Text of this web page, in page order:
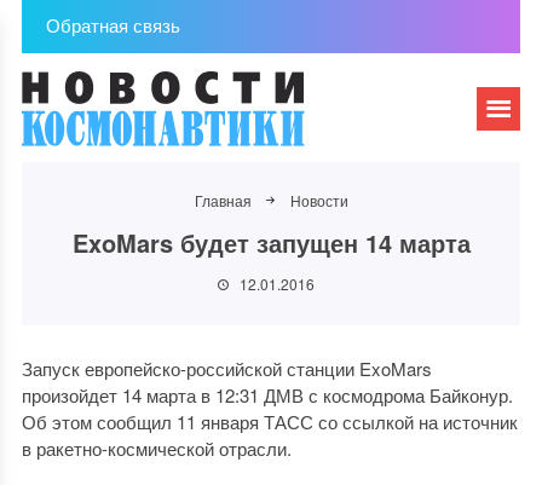
Обратная связь
Главная Новости
ExoMars будет запущен 14 марта
12.01.2016
Запуск европейско-российской станции ExoMars
произойдет 14 марта в 12:31 ДМВ с космодрома Байконур.
Об этом сообщил 11 января ТАСС со ссылкой на источник
в ракетно-космической отрасли.